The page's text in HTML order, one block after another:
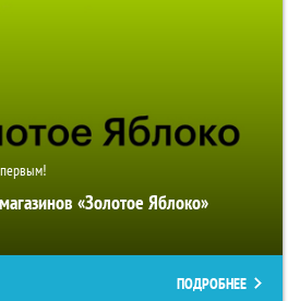
«Золотое Яблоко»
ПОДРОБНЕЕ